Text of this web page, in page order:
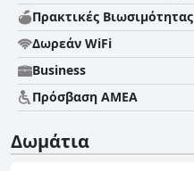
Πρακτικές Bιωσιμότητας
Δωρεάν WiFi
Business
Πρόσβαση ΑΜΕΑ
Δωμάτια